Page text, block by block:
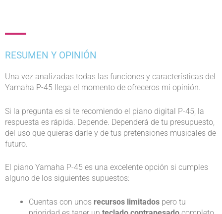
RESUMEN Y OPINIÓN
Una vez analizadas todas las funciones y características del
Yamaha P-45 llega el momento de ofreceros mi opinión.
Si la pregunta es si te recomiendo el piano digital P-45, la
respuesta es rápida. Depende. Dependerá de tu presupuesto,
del uso que quieras darle y de tus pretensiones musicales de
futuro.
El piano Yamaha P-45 es una excelente opción si cumples
alguno de los siguientes supuestos:
Cuentas con unos recursos limitados pero tu